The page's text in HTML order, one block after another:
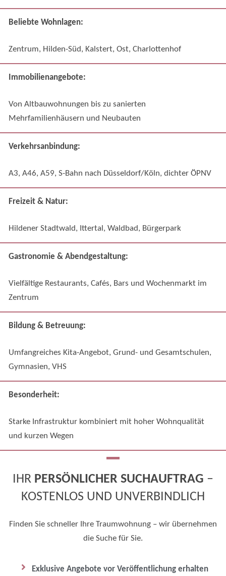
Beliebte Wohnlagen:
Zentrum, Hilden-Süd, Kalstert, Ost, Charlottenhof
Immobilienangebote:
Von Altbauwohnungen bis zu sanierten
Mehrfamilienhäusern und Neubauten
Verkehrsanbindung:
A3, A46, A59, S-Bahn nach Düsseldorf/Köln, dichter ÖPNV
Freizeit & Natur:
Hildener Stadtwald, Ittertal, Waldbad, Bürgerpark
Gastronomie & Abendgestaltung:
Vielfältige Restaurants, Cafés, Bars und Wochenmarkt im
Zentrum
Bildung & Betreuung:
Umfangreiches Kita-Angebot, Grund- und Gesamtschulen,
Gymnasien, VHS
Besonderheit:
Starke Infrastruktur kombiniert mit hoher Wohnqualität
und kurzen Wegen
IHR PERSÖNLICHER SUCHAUFTRAG –
KOSTENLOS UND UNVERBINDLICH
Finden Sie schneller Ihre Traumwohnung – wir übernehmen
die Suche für Sie.
Exklusive Angebote vor Veröffentlichung erhalten